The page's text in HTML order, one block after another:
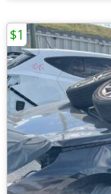
$1